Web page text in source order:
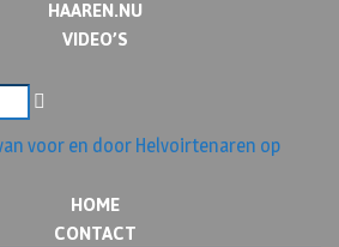
HAAREN.NU
VIDEO’S
HOME
CONTACT